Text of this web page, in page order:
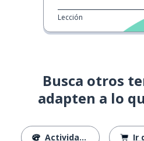
Lección
Busca otros
adapten a lo
Actividades Ir